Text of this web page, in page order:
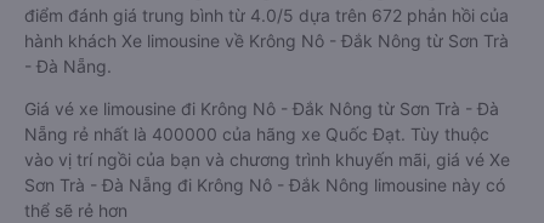
điểm đánh giá trung bình từ 4.0/5 dựa trên 672 phản hồi của
hành khách Xe limousine về Krông Nô - Đắk Nông từ Sơn Trà
- Đà Nẵng.
Giá vé xe limousine đi Krông Nô - Đắk Nông từ Sơn Trà - Đà
Nẵng rẻ nhất là 400000 của hãng xe Quốc Đạt. Tùy thuộc
vào vị trí ngồi của bạn và chương trình khuyến mãi, giá vé Xe
Sơn Trà - Đà Nẵng đi Krông Nô - Đắk Nông limousine này có
thể sẽ rẻ hơn